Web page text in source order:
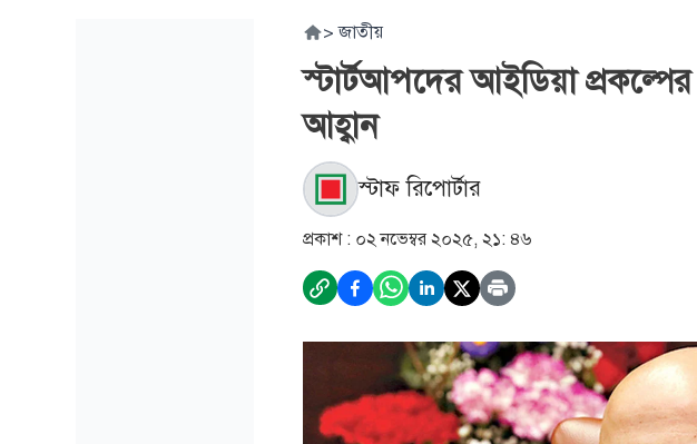
> জাতীয়
স্টার্টআপদের আইডিয়া
আহ্বান
স্টাফ রিপোর্টার
প্রকাশ : ০২ নভেম্বর ২০২৫, ২১: ৪৬